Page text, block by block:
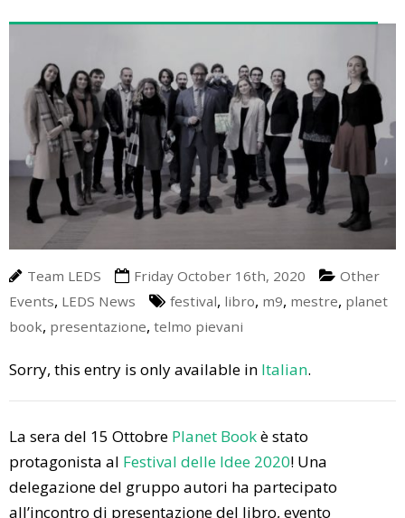
Energy Talks
Energy Jobs
LEDS Orientation
Workshops
EnerTrips
Other Events
YES Padova 2018
LEDS News
LEDS Discovery
Download
Thesis Proposals
Announcements
Contact us
LEDS for Africa
Team LEDS Friday October 16th, 2020
Other
Events, LEDS News festival, libro, m9, mestre, planet
book, presentazione, telmo pievani
Sorry, this entry is only available in Italian.
La sera del 15 Ottobre Planet Bookè stato
protagonista al Festival delle Idee 2020! Una
delegazione del gruppo autori ha partecipato
all’incontro di presentazione del libro, evento